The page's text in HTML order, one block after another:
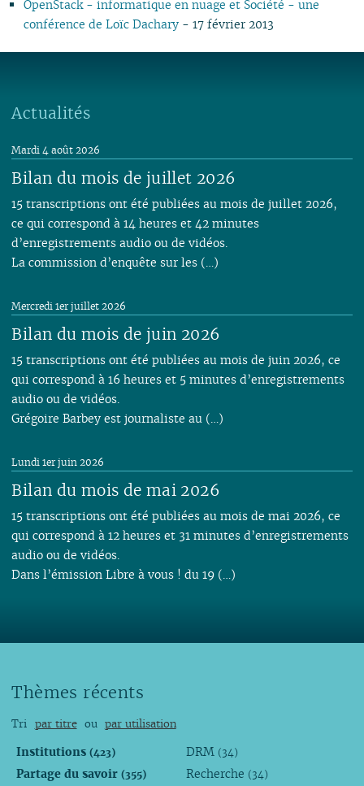
05
04
09
08
03
02
01
09
08
01
09
08
01
09
08
01
09
08
01
09
08
01
09
01
01
10
09
05
04
03
02
01
10
09
05
04
02
01
10
09
02
10
09
11
09
04
03
11
10
06
05
03
11
10
03
02
01
11
10
OpenStack - informatique en nuage et Société - une
conférence de Loïc Dachary- 17 février 2013
Actualités
Bilan du mois de juillet 2026
Mardi 4 août 2026
15 transcriptions ont été publiées au mois de juillet 2026,
ce qui correspond à 14 heures et 42 minutes
d’enregistrements audio ou de vidéos.
La commission d’enquête sur les (…)
Bilan du mois de juin 2026
Mercredi 1er juillet 2026
15 transcriptions ont été publiées au mois de juin 2026, ce
qui correspond à 16 heures et 5 minutes d’enregistrements
audio ou de vidéos.
Grégoire Barbey est journaliste au (…)
Bilan du mois de mai 2026
Lundi 1er juin 2026
15 transcriptions ont été publiées au mois de mai 2026, ce
qui correspond à 12 heures et 31 minutes d’enregistrements
audio ou de vidéos.
Dans l’émission Libre à vous ! du 19 (…)
Thèmes récents
Tri par titre ou par utilisation
Institutions (423)
Partage du savoir (355)
DRM (34)
Recherche (34)